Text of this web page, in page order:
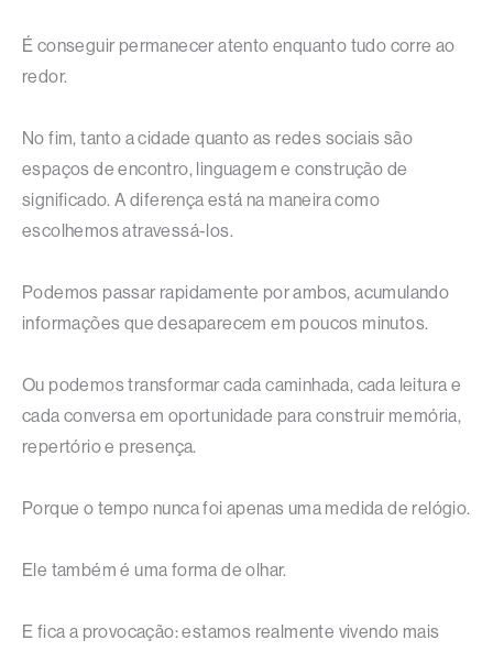
É conseguir permanecer atento enquanto tudo corre ao
redor.
No fim, tanto a cidade quanto as redes sociais são
espaços de encontro, linguagem e construção de
significado. A diferença está na maneira como
escolhemos atravessá-los.
Podemos passar rapidamente por ambos, acumulando
informações que desaparecem em poucos minutos.
Ou podemos transformar cada caminhada, cada leitura e
cada conversa em oportunidade para construir memória,
repertório e presença.
Porque o tempo nunca foi apenas uma medida de relógio.
Ele também é uma forma de olhar.
E fica a provocação: estamos realmente vivendo mais